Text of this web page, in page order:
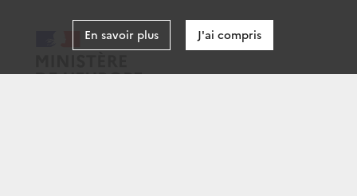
En savoir plus J'ai compris